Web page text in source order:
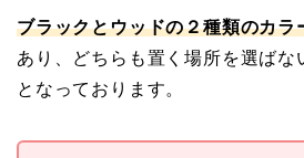
ブラックとウッドの２種類のカラ
あり、どちらも置く場所を選ばな
となっております。